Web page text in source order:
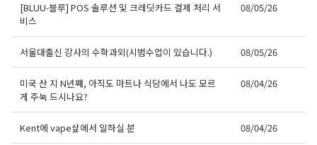
[BLUU-블루] POS 솔루션 및 크레딧카드 결제 처리 서
비스
08/05/26
서울대출신 강사의 수학과외(시범수업이 있습니다.) 08/05/26
미국 산 지 N년째, 아직도 마트나 식당에서 나도 모르
게 주눅 드시나요?
08/04/26
Kent에 vape샆에서 일하실 분 08/04/26